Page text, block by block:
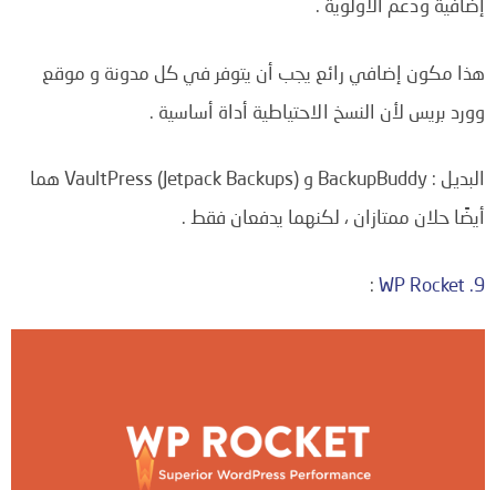
إضافية ودعم الأولوية .
هذا مكون إضافي رائع يجب أن يتوفر في كل مدونة و موقع
وورد بريس لأن النسخ الاحتياطية أداة أساسية .
البديل : BackupBuddy و VaultPress (Jetpack Backups) هما
أيضًا حلان ممتازان ، لكنهما يدفعان فقط .
9. WP Rocket
: